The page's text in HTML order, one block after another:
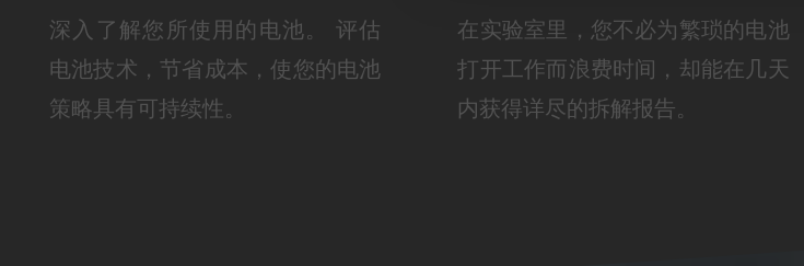
深入了解您所使用的电池。 评估
电池技术，节省成本，使您的电池
策略具有可持续性。
在实验室里，您不必为繁琐的电池
打开工作而浪费时间，却能在几天
内获得详尽的拆解报告。